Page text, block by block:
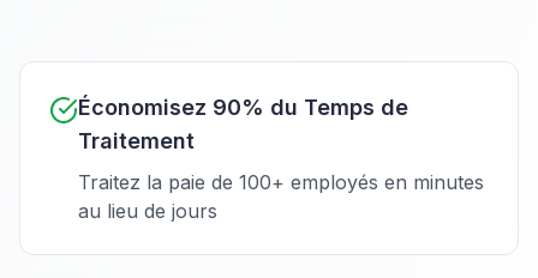
Économisez 90% du Temps de
Traitement
Traitez la paie de 100+ employés en minutes
au lieu de jours